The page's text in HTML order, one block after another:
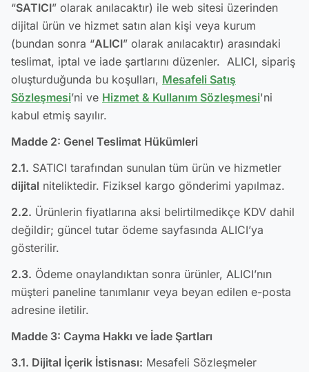
“SATICI” olarak anılacaktır) ile web sitesi üzerinden
dijital ürün ve hizmet satın alan kişi veya kurum
(bundan sonra “ALICI” olarak anılacaktır) arasındaki
teslimat, iptal ve iade şartlarını düzenler. ALICI, sipariş
oluşturduğunda bu koşulları, Mesafeli Satış
Sözleşmesi’ni ve Hizmet & Kullanım Sözleşmesi'ni
kabul etmiş sayılır.
Madde 2: Genel Teslimat Hükümleri
2.1. SATICI tarafından sunulan tüm ürün ve hizmetler
dijital niteliktedir. Fiziksel kargo gönderimi yapılmaz.
2.2. Ürünlerin fiyatlarına aksi belirtilmedikçe KDV dahil
değildir; güncel tutar ödeme sayfasında ALICI’ya
gösterilir.
2.3. Ödeme onaylandıktan sonra ürünler, ALICI’nın
müşteri paneline tanımlanır veya beyan edilen e-posta
adresine iletilir.
Madde 3: Cayma Hakkı ve İade Şartları
3.1. Dijital İçerik İstisnası: Mesafeli Sözleşmeler